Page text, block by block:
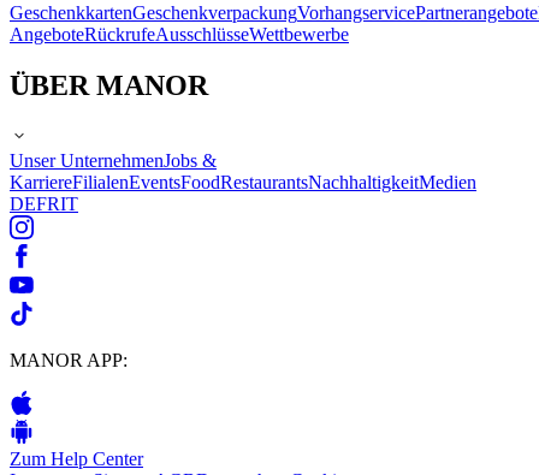
GeschenkkartenGeschenkverpackungVorhangservicePartnerangebote
AngeboteRückrufeAusschlüsseWettbewerbe
ÜBER MANOR
Unser UnternehmenJobs &
KarriereFilialenEventsFoodRestaurantsNachhaltigkeitMedien
DEFRIT
MANOR APP:
Zum Help Center